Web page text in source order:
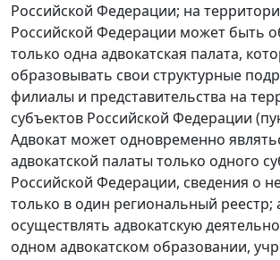
Российской Федерации; на
Российской Федерации может быть
только одна адвокатская палата,
образовывать свои структурные
филиалы и представительства на
субъектов Российской Федерации (
Адвокат может одновременно
адвокатской палаты только одного
Российской Федерации, сведения о
только в один региональный реестр;
осуществлять адвокатскую
одном адвокатском образовании,